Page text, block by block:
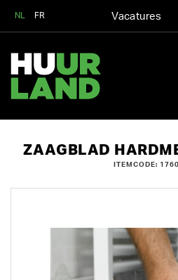
NL FR Vacatures
ZAAGBLAD
ITEMCODE: